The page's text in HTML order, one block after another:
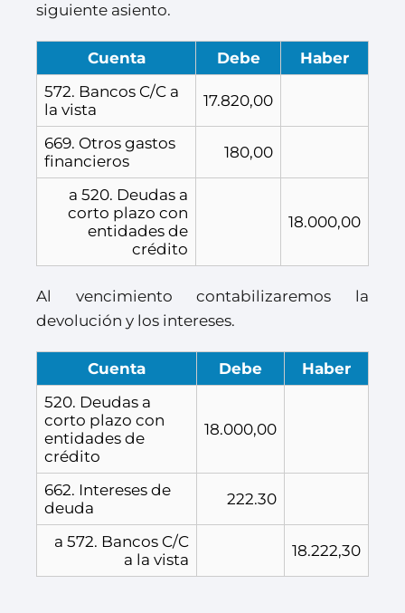
siguiente asiento.
Cuenta Debe
Haber
572. Bancos C/C a
la vista
17.820,00
669. Otros gastos
financieros
180,00
a 520. Deudas a
corto plazo con
entidades de
crédito
18.000,00
Al vencimiento contabilizaremos la
devolución y los intereses.
Cuenta Debe
Haber
520. Deudas a
corto plazo con
entidades de
crédito
18.000,00
662. Intereses de
deuda
222.30
a 572. Bancos C/C
a la vista
18.222,30